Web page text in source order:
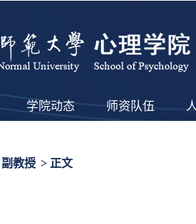
学院动态 师资队伍
副教授 > 正文